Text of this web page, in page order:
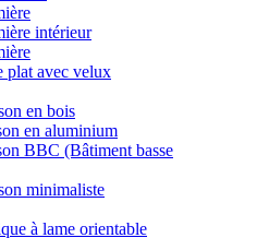
intérieur
plat avec velux
en bois
en aluminium
BBC (Bâtiment basse
minimaliste
à lame orientable